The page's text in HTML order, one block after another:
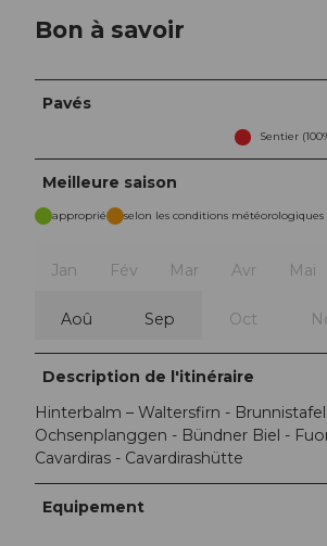
Bon à savoir
Pavés
Sentier
Meilleure saison
approprié selon les conditions météorologiques
Jan Fév Mar Avr Mai
Aoû Sep Oct
Description de l'itinéraire
Hinterbalm – Waltersfirn -
Ochsenplanggen - Bündner Biel -
Cavardiras - Cavardirashütte
Equipement